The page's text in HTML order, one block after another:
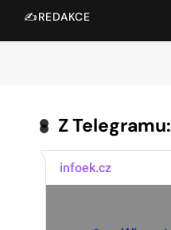
✍️REDAKCE
Z Telegramu: